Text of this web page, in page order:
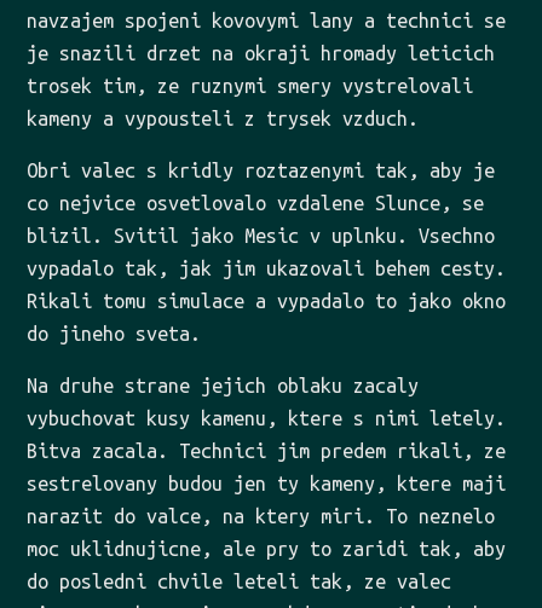
navzajem spojeni kovovymi lany a technici se
je snazili drzet na okraji hromady leticich
trosek tim, ze ruznymi smery vystrelovali
kameny a vypousteli z trysek vzduch.
Obri valec s kridly roztazenymi tak, aby je
co nejvice osvetlovalo vzdalene Slunce, se
blizil. Svitil jako Mesic v uplnku. Vsechno
vypadalo tak, jak jim ukazovali behem cesty.
Rikali tomu simulace a vypadalo to jako okno
do jineho sveta.
Na druhe strane jejich oblaku zacaly
vybuchovat kusy kamenu, ktere s nimi letely.
Bitva zacala. Technici jim predem rikali, ze
sestrelovany budou jen ty kameny, ktere maji
narazit do valce, na ktery miri. To neznelo
moc uklidnujicne, ale pry to zaridi tak, aby
do posledni chvile leteli tak, ze valec